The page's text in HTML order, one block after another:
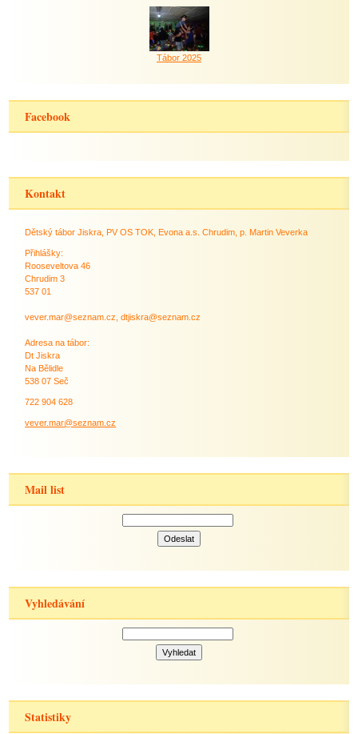
Tábor 2025
Facebook
Kontakt
Dětský tábor Jiskra, PV OS TOK, Evona a.s. Chrudim, p. Martin Veverka
Přihlášky:
Rooseveltova 46
Chrudim 3
537 01
vever.mar@seznam.cz, dtjiskra@seznam.cz
Adresa na tábor:
Dt Jiskra
Na Bělidle
538 07 Seč
722 904 628
vever.mar@seznam.cz
Mail list
Vyhledávání
Statistiky